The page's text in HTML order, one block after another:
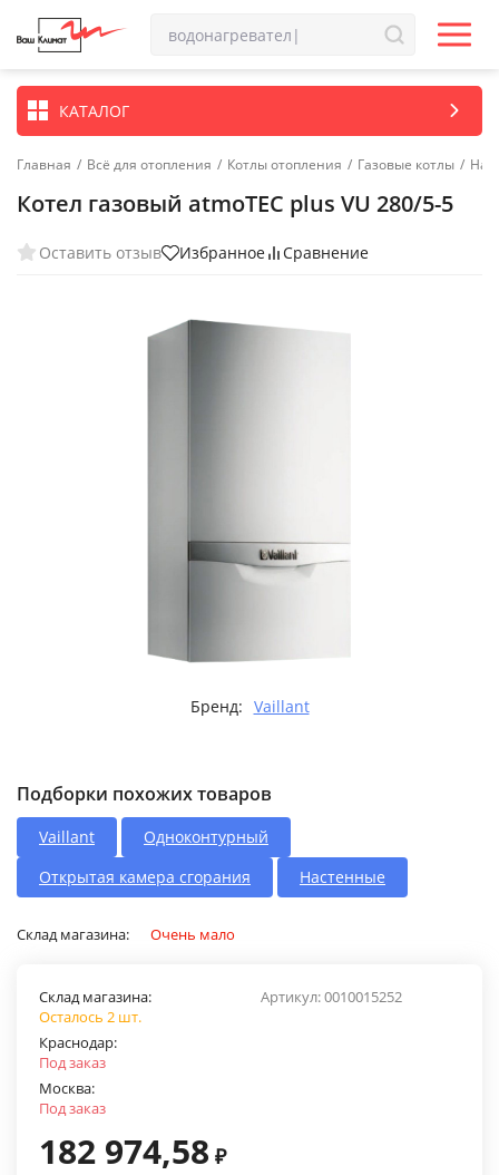
КАТАЛОГ
Главная / Всё для отопления / Котлы отопления / Газовые котлы /
Котел газовый atmoTEC plus VU 280/5-5
Оставить отзыв Избранное Сравнение
Бренд: Vaillant
Подборки похожих товаров
Vaillant
Одноконтурный
Открытая камера сгорания
Настенные
Склад магазина: Очень мало
Артикул:0010015252
Склад магазина:
Осталось 2 шт.
Краснодар:
Под заказ
Москва:
Под заказ
182 974,58 ₽